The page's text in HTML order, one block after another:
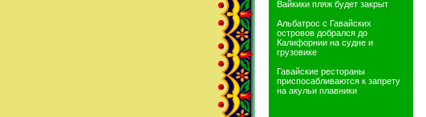
Вайкики пляж будет закрыт
Альбатрос с Гавайских
островов добрался до
Калифорнии на судне и
грузовике
Гавайские рестораны
приспосабливаются к запрету
на акульи плавники